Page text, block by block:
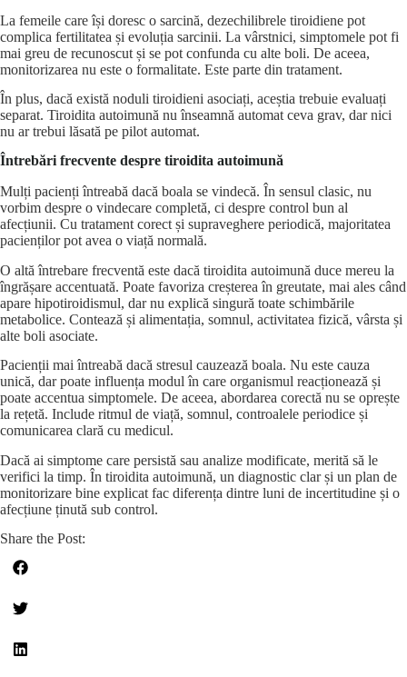
La femeile care își doresc o sarcină, dezechilibrele tiroidiene pot
complica fertilitatea și evoluția sarcinii. La vârstnici, simptomele pot fi
mai greu de recunoscut și se pot confunda cu alte boli. De aceea,
monitorizarea nu este o formalitate. Este parte din tratament.
În plus, dacă există noduli tiroidieni asociați, aceștia trebuie evaluați
separat. Tiroidita autoimună nu înseamnă automat ceva grav, dar nici
nu ar trebui lăsată pe pilot automat.
Întrebări frecvente despre tiroidita autoimună
Mulți pacienți întreabă dacă boala se vindecă. În sensul clasic, nu
vorbim despre o vindecare completă, ci despre control bun al
afecțiunii. Cu tratament corect și supraveghere periodică, majoritatea
pacienților pot avea o viață normală.
O altă întrebare frecventă este dacă tiroidita autoimună duce mereu la
îngrășare accentuată. Poate favoriza creșterea în greutate, mai ales când
apare hipotiroidismul, dar nu explică singură toate schimbările
metabolice. Contează și alimentația, somnul, activitatea fizică, vârsta și
alte boli asociate.
Pacienții mai întreabă dacă stresul cauzează boala. Nu este cauza
unică, dar poate influența modul în care organismul reacționează și
poate accentua simptomele. De aceea, abordarea corectă nu se oprește
la rețetă. Include ritmul de viață, somnul, controalele periodice și
comunicarea clară cu medicul.
Dacă ai simptome care persistă sau analize modificate, merită să le
verifici la timp. În tiroidita autoimună, un diagnostic clar și un plan de
monitorizare bine explicat fac diferența dintre luni de incertitudine și o
afecțiune ținută sub control.
Share the Post: